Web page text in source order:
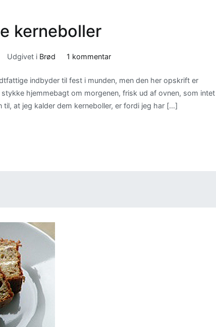
kerneboller
Udgivet i Brød 1 kommentartil
fedtfattige
kerneboller
indbyder til fest i munden, men den her opskrift er
hjemmebagt om morgenen, frisk ud af ovnen, som intet
at jeg kalder dem kerneboller, er fordi jeg har […]